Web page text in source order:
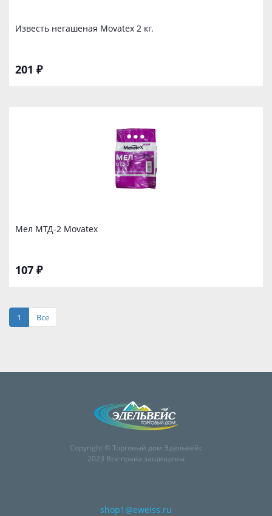
Известь негашеная Movatex 2 кг.
201 ₽
Мел МТД-2 Movatex
107 ₽
1 Все
Copyright © Торговый дом Эдельвейс
2023 Все права защищены
shop1@eweiss.ru